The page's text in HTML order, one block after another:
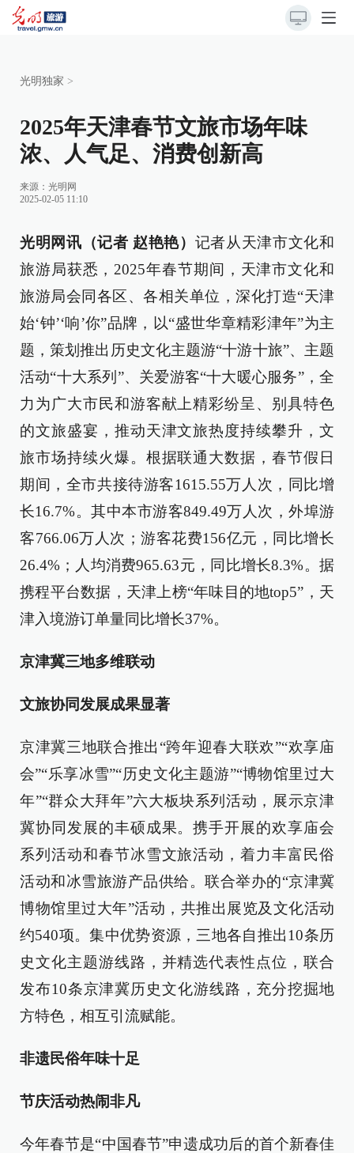
光明独家 >
2025年天津春节文旅市场年味
浓、人气足、消费创新高
来源： 光明网
2025-02-05 11:10
光明网讯（记者 赵艳艳） 记者从天津市文化和
旅游局获悉，2025年春节期间，天津市文化和
旅游局会同各区、各相关单位，深化打造“天津
始‘钟’‘响’你”品牌，以“盛世华章精彩津年”为主
题，策划推出历史文化主题游“十游十旅”、主题
活动“十大系列”、关爱游客“十大暖心服务”，全
力为广大市民和游客献上精彩纷呈、别具特色
的文旅盛宴，推动天津文旅热度持续攀升，文
旅市场持续火爆。根据联通大数据，春节假日
期间，全市共接待游客1615.55万人次，同比增
长16.7%。其中本市游客849.49万人次，外埠游
客766.06万人次；游客花费156亿元，同比增长
26.4%；人均消费965.63元，同比增长8.3%。据
携程平台数据，天津上榜“年味目的地top5”，天
津入境游订单量同比增长37%。
京津冀三地多维联动
文旅协同发展成果显著
京津冀三地联合推出“跨年迎春大联欢”“欢享庙
会”“乐享冰雪”“历史文化主题游”“博物馆里过大
年”“群众大拜年”六大板块系列活动，展示京津
冀协同发展的丰硕成果。携手开展的欢享庙会
系列活动和春节冰雪文旅活动，着力丰富民俗
活动和冰雪旅游产品供给。联合举办的“京津冀
博物馆里过大年”活动，共推出展览及文化活动
约540项。集中优势资源，三地各自推出10条历
史文化主题游线路，并精选代表性点位，联合
发布10条京津冀历史文化游线路，充分挖掘地
方特色，相互引流赋能。
非遗民俗年味十足
节庆活动热闹非凡
今年春节是“中国春节”申遗成功后的首个新春佳